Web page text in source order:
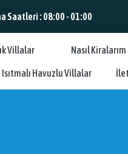
Saatleri : 08:00 - 01:00
Villalar Nasıl Kiralarım
Isıtmalı Havuzlu Villalar